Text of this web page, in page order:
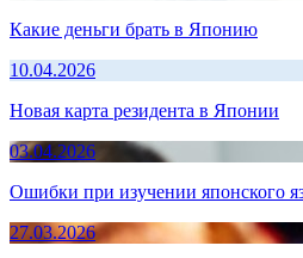
Какие деньги брать в Японию
10.04.2026
Новая карта резидента в Японии
03.04.2026
Ошибки при изучении японского
27.03.2026